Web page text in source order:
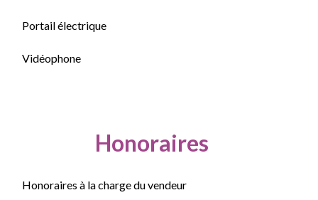
Portail électrique
Vidéophone
Honoraires
Honoraires à la charge du vendeur